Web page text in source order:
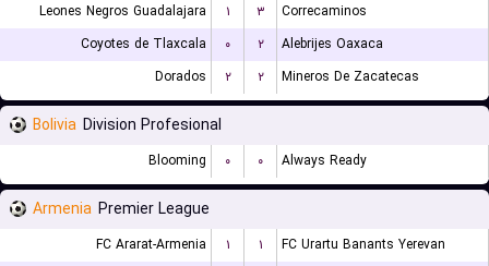
Leones Negros Guadalajara ۱ ۳
Correcaminos
Coyotes de Tlaxcala
۰ ۲
Alebrijes Oaxaca
Dorados
۲ ۲ Mineros De Zacatecas
Bolivia Division Profesional
Blooming ۰ ۰ Always Ready
Armenia Premier League
FC Ararat-Armenia ۱ ۱
FC Urartu Banants Yerevan